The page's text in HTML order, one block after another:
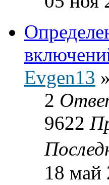
Evgen13 »
2
9622
18 май